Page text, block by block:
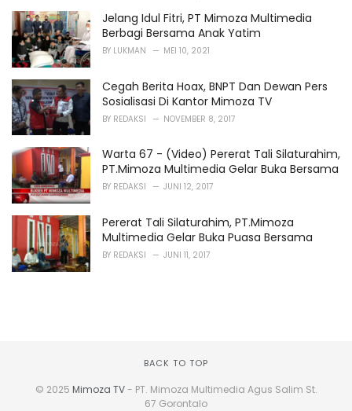
Jelang Idul Fitri, PT Mimoza Multimedia
Berbagi Bersama Anak Yatim
BY LUKMAN MEI 10, 2021
Cegah Berita Hoax, BNPT Dan Dewan Pers
Sosialisasi Di Kantor Mimoza TV
BY REDAKSI NOVEMBER 8, 2017
Warta 67 - (Video) Pererat Tali Silaturahim,
PT.Mimoza Multimedia Gelar Buka Bersama
BY REDAKSI JUNI 12, 2017
Pererat Tali Silaturahim, PT.Mimoza
Multimedia Gelar Buka Puasa Bersama
BY REDAKSI JUNI 11, 2017
BACK TO TOP
© 2025 Mimoza TV- PT. Mimoza Multimedia Agus Salim St.
67 Gorontalo